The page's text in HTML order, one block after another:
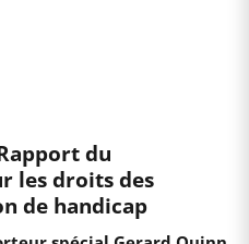
du
les droits des
de handicap